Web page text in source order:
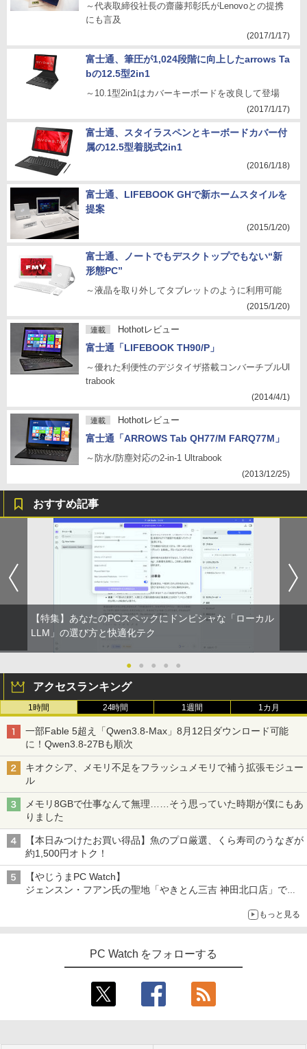
～代表取締役社長の齋藤邦彰氏がLenovoとの提携
にも言及
(2017/1/17)
富士通、筆圧が1,024段階に向上したarrows Ta
bの12.5型2in1
～10.1型2in1はカバーキーボードを改良して登場
(2017/1/17)
富士通、スタイラスペンとキーボードカバー付
属の12.5型着脱式2in1
(2016/1/18)
富士通、LIFEBOOK GHで新ホームスタイルを
提案
(2015/1/20)
富士通、ノートでもデスクトップでもない“新
形態PC”
～液晶を取り外してタブレットのように利用可能
(2015/1/20)
連載 Hothotレビュー
富士通「LIFEBOOK TH90/P」
～優れた利便性のデジタイザ搭載コンバーチブルUl
trabook
(2014/4/1)
連載 Hothotレビュー
富士通「ARROWS Tab QH77/M FARQ77M」
～防水/防塵対応の2-in-1 Ultrabook
(2013/12/25)
おすすめ記事
【特集】あなたのPCスペックにドンピシャな「ローカル
LLM」の選び方と快適化テク
● ● ● ● ●
アクセスランキング
1時間 24時間 1週間 1カ月
一部Fable 5超え「Qwen3.8-Max」8月12日ダウンロード可能
に！Qwen3.8-27Bも順次
キオクシア、メモリ不足をフラッシュメモリで補う拡張モジュー
ル
メモリ8GBで仕事なんて無理……そう思っていた時期が僕にもあ
りました
【本日みつけたお買い得品】魚のプロ厳選、くら寿司のうなぎが
約1,500円オトク！
【やじうまPC Watch】
ジェンスン・フアン氏の聖地「やきとん三吉 神田北口店」で
～コース名を変更したのはNVIDIAに怒られたからではないもっと見る
PC Watch をフォローする